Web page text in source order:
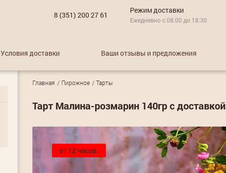
8 (351) 200 27 61
Режим доставки
Ежедневно с 08:00 до 18:30
Условия доставки Ваши отзывы и предложения
Главная Пирожное Тарты
Тарт Малина-розмарин 140гр с доставкой
от 12 часов.